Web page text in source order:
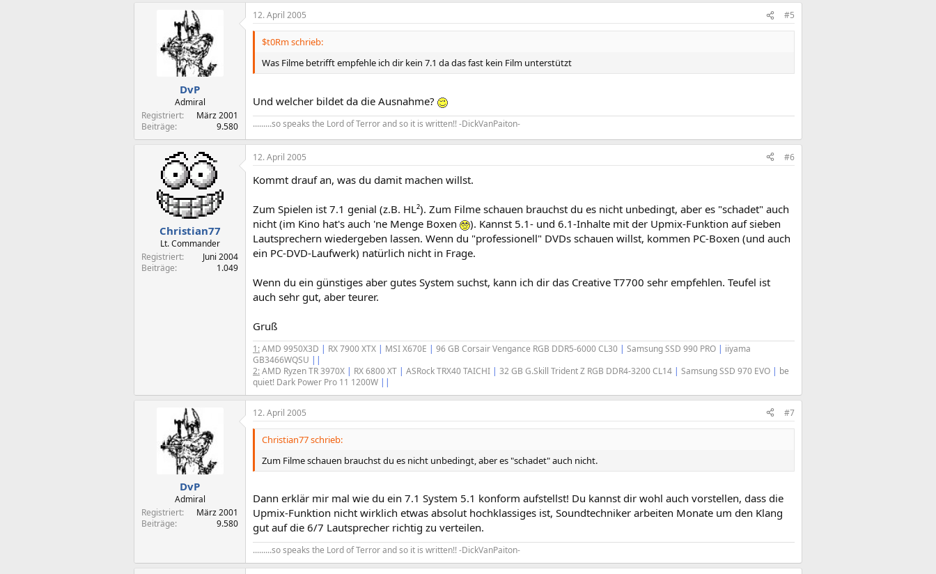
DvP
Admiral
Registriert
März 2001
Beiträge
9.580
12. April 2005 #5
$t0Rm schrieb:
Was Filme betrifft empfehle ich dir kein 7.1 da das fast kein Film unterstützt
Und welcher bildet da die Ausnahme?
.........so speaks the Lord of Terror and so it is written!! -DickVanPaiton-
Christian77
Lt. Commander
Registriert
Juni 2004
Beiträge
1.049
12. April 2005 #6
Kommt drauf an, was du damit machen willst.
Zum Spielen ist 7.1 genial (z.B. HL²). Zum Filme schauen brauchst du es nicht unbedingt, aber es "schadet" auch
nicht (im Kino hat's auch 'ne Menge Boxen
). Kannst 5.1- und 6.1-Inhalte mit der Upmix-Funktion auf sieben
Lautsprechern wiedergeben lassen. Wenn du "professionell" DVDs schauen willst, kommen PC-Boxen (und auch
ein PC-DVD-Laufwerk) natürlich nicht in Frage.
Wenn du ein günstiges aber gutes System suchst, kann ich dir das Creative T7700 sehr empfehlen. Teufel ist
auch sehr gut, aber teurer.
Gruß
1:AMD 9950X3D | RX 7900 XTX | MSI X670E | 96 GB Corsair Vengance RGB DDR5-6000 CL30 | Samsung SSD 990 PRO | iiyama
GB3466WQSU ||
2:AMD Ryzen TR 3970X | RX 6800 XT | ASRock TRX40 TAICHI | 32 GB G.Skill Trident Z RGB DDR4-3200 CL14 | Samsung SSD 970 EVO | be
quiet! Dark Power Pro 11 1200W ||
DvP
Admiral
Registriert
März 2001
Beiträge
9.580
12. April 2005 #7
Christian77 schrieb:
Zum Filme schauen brauchst du es nicht unbedingt, aber es "schadet" auch nicht.
Dann erklär mir mal wie du ein 7.1 System 5.1 konform aufstellst! Du kannst dir wohl auch vorstellen, dass die
Upmix-Funktion nicht wirklich etwas absolut hochklassiges ist, Soundtechniker arbeiten Monate um den Klang
gut auf die 6/7 Lautsprecher richtig zu verteilen.
.........so speaks the Lord of Terror and so it is written!! -DickVanPaiton-